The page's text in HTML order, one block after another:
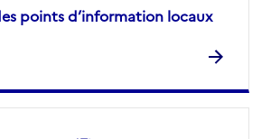
points d’information locaux